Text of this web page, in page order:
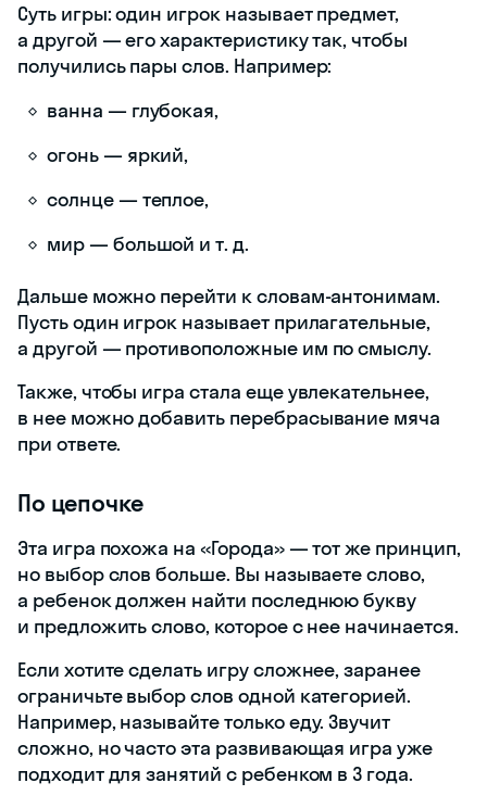
Суть игры: один игрок называет предмет,
а другой — его характеристику так, чтобы
получились пары слов. Например:
ванна — глубокая,
огонь — яркий,
солнце — теплое,
мир — большой и т. д.
Дальше можно перейти к словам-антонимам.
Пусть один игрок называет прилагательные,
а другой — противоположные им по смыслу.
Также, чтобы игра стала еще увлекательнее,
в нее можно добавить перебрасывание мяча
при ответе.
По цепочке
Эта игра похожа на «Города» — тот же принцип,
но выбор слов больше. Вы называете слово,
а ребенок должен найти последнюю букву
и предложить слово, которое с нее начинается.
Если хотите сделать игру сложнее, заранее
ограничьте выбор слов одной категорией.
Например, называйте только еду. Звучит
сложно, но часто эта развивающая игра уже
подходит для занятий с ребенком в 3 года.